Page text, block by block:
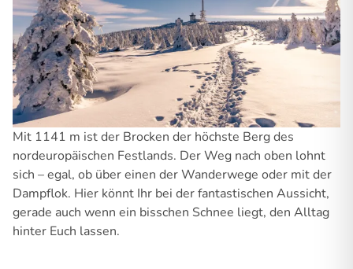
Mit 1141 m ist der Brocken der höchste Berg des
nordeuropäischen Festlands. Der Weg nach oben lohnt
sich – egal, ob über einen der Wanderwege oder mit der
Dampflok. Hier könnt Ihr bei der fantastischen Aussicht,
gerade auch wenn ein bisschen Schnee liegt, den Alltag
hinter Euch lassen.